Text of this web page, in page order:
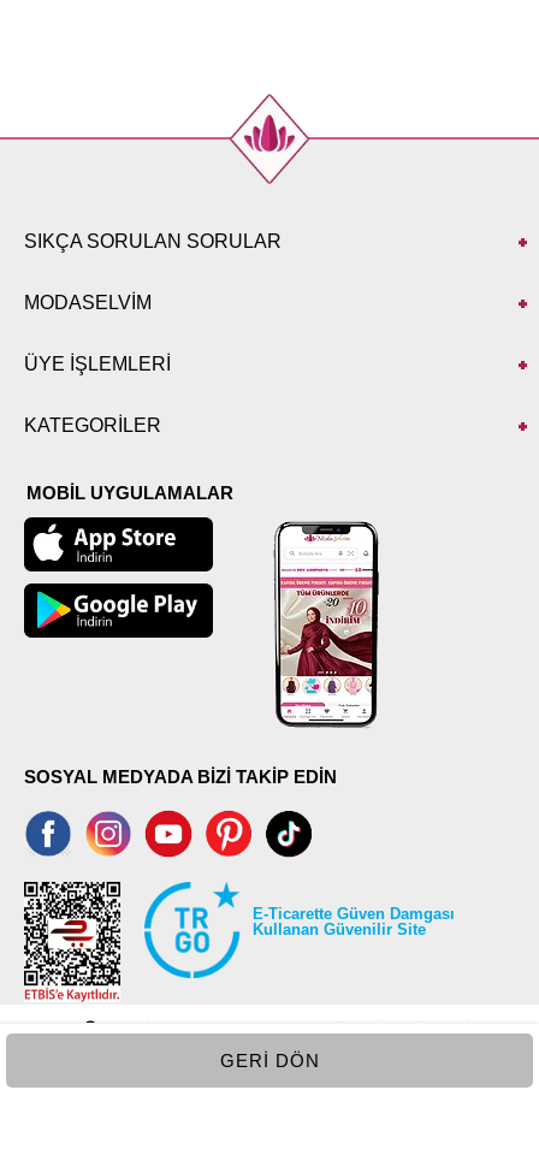
126
GERI DÖN
SIKÇA SORULAN SORULAR
MODASELVİM
ÜYE İŞLEMLERİ
KATEGORİLER
MOBİL UYGULAMALAR
SOSYAL MEDYADA BİZİ TAKİP EDİN
E-Ticarette Güven Damgası
Kullanan Güvenilir Site